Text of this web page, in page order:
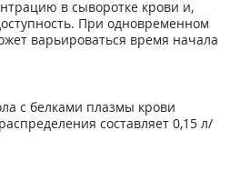
в сыворотке крови и,
При одновременном
варьироваться время начала
с белками плазмы крови
составляет 0,15 л/